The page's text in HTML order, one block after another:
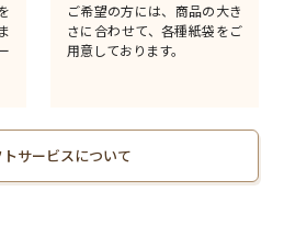
ご希望の方には、商品の大き
さに合わせて、各種紙袋をご
用意しております。
サービスについて